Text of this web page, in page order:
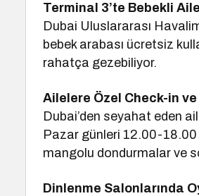
Terminal 3’te Bebekli
Dubai Uluslararası
bebek arabası ücretsiz
rahatça gezebiliyor.
Ailelere Özel Check-in
Dubai’den seyahat eden
Pazar günleri 12.00-18.00
mangolu dondurmalar ve
Dinlenme Salonlarında